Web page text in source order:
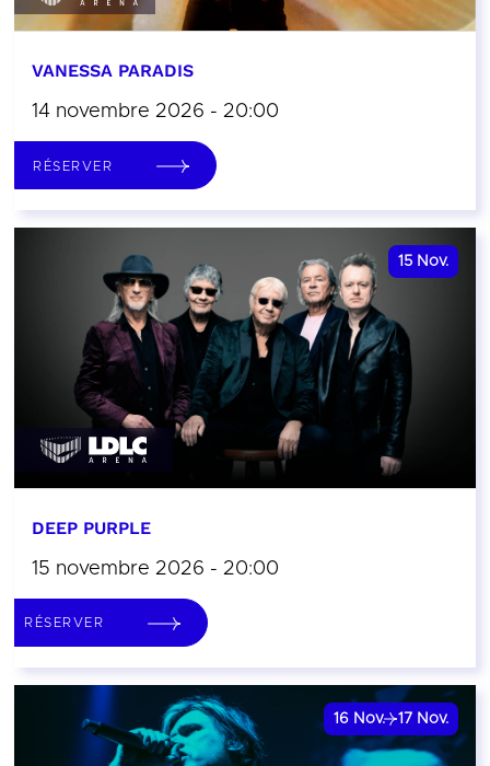
VANESSA PARADIS
14 novembre 2026 - 20:00
RÉSERVER
15 Nov.
DEEP PURPLE
15 novembre 2026 - 20:00
RÉSERVER
16 Nov. 17 Nov.